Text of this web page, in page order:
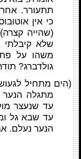
תתעורר.
כי אין
(שהייה
שלא
משהו על
גולדברג?
(הים מתחיל
מתגלה
עד שנעצר
עד שבא גל
הנער נעלם.